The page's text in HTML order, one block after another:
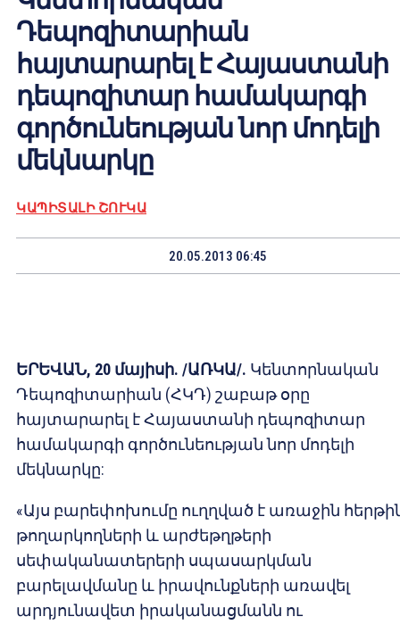
Դեպոզիտարիան
հայտարարել է Հայաստանի
դեպոզիտար համակարգի
գործունեության նոր մոդելի
մեկնարկը
ԿԱՊԻՏԱԼԻ ՇՈՒԿԱ
20.05.2013 06:45
ԵՐԵՎԱՆ, 20 մայիսի. /ԱՌԿԱ/. Կենտորնական
Դեպոզիտարիան (ՀԿԴ) շաբաթ օրը
հայտարարել է Հայաստանի դեպոզիտար
համակարգի գործունեության նոր մոդելի
մեկնարկը:
«Այս բարեփոխումը ուղղված է առաջին
թողարկողների և արժեթղթերի
սեփականատերերի սպասարկման
բարելավմանը և իրավունքների առավել
արդյունավետ իրականացմանն ու